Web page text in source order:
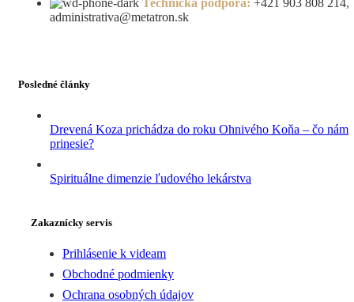
Technická podpora: +421 903 808 214,
administrativa@metatron.sk
Posledné články
Drevená Koza prichádza do roku Ohnivého Koňa – čo nám
prinesie?
Spirituálne dimenzie ľudového lekárstva
Zakaznícky servis
Prihlásenie k videam
Obchodné podmienky
Ochrana osobných údajov